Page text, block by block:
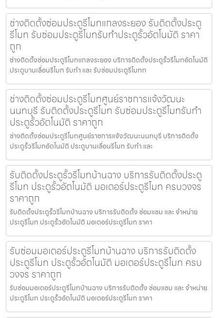
ช่างติดตั้งซ่อมประตูรีโมทแกลงระยอง รับติดตั้งประตู
รีโมท รับซ่อมประตูรีโมทรับทำประตูรั้วอัตโนมัติ ราคา
ถูก
ช่างติดตั้งซ่อมประตูรีโมทแกลงระยอง บริการติดตั้งประตูรั้วรีโมทอัตโนมัติ
ประตูบานเลื่อนรีโมท รับทำ และ รับซ่อมประตูรีโมทท
ช่างติดตั้งซ่อมประตูรีโมทศูนย์ราชการแจ้งวัฒนะ
นนทบุรี รับติดตั้งประตูรีโมท รับซ่อมประตูรีโมทรับทำ
ประตูรั้วอัตโนมัติ ราคาถูก
ช่างติดตั้งซ่อมประตูรีโมทศูนย์ราชการแจ้งวัฒนะนนทบุรี บริการติดตั้ง
ประตูรั้วรีโมทอัตโนมัติ ประตูบานเลื่อนรีโมท รับทำ และ
รับติดตั้งประตูรั้วรีโมทบ้านฉาง บริการรับติดตั้งประตู
รีโมท ประตูรั้วอัตโนมัติ มอเตอร์ประตูรีโมท ครบวงจร
ราคาถูก
รับติดตั้งประตูรั้วรีโมทบ้านฉาง บริการรับติดตั้ง ซ่อมแซม และ จำหน่าย
ประตูรีโมท ประตูรั้วอัตโนมัติ มอเตอร์ประตูรีโมท ราคา
รับซ่อมมอเตอร์ประตูรีโมทบ้านฉาง บริการรับติดตั้ง
ประตูรีโมท ประตูรั้วอัตโนมัติ มอเตอร์ประตูรีโมท ครบ
วงจร ราคาถูก
รับซ่อมมอเตอร์ประตูรีโมทบ้านฉาง บริการรับติดตั้ง ซ่อมแซม และ จำหน่าย
ประตูรีโมท ประตูรั้วอัตโนมัติ มอเตอร์ประตูรีโมท ราคา